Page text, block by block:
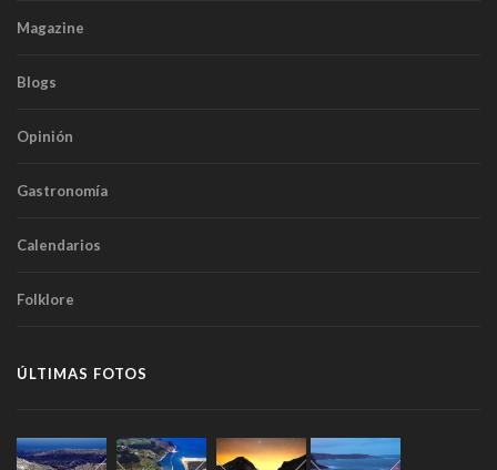
Magazine
Blogs
Opinión
Gastronomía
Calendarios
Folklore
ÚLTIMAS FOTOS